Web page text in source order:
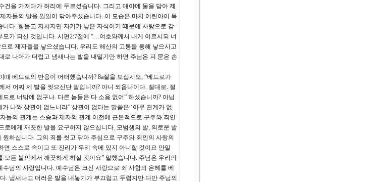
을 가져다가 허리에 두르셨습니다. 그리고 대야에 물을 담아 제
자들의 발을 일일이 닦아주셨습니다. 이 모습은 마치 어린아이 목
다. 힘들고 지치지만 자기가 낳은 자식이기 때문에 사랑으로 감
가 되신 것입니다. 시편2:7절에 “…여호와께서 내게 이르시되 너
로 제자들을 낳으셨습니다. 우리도 해산의 고통을 통해 낳으시고
나아가 더럽고 냄새나는 발을 내밀기만 하면 주님은 피 묻은 손
베드로의 반응이 어떠했습니까? 8a절을 보십시오, “베드로가
어찌 제 발을 씻으신단 말입니까? 아니 되옵나이다. 절대로. 절
로 너밖에 없구나. 다른 놈들은 다 소용 없어” 하셨습니까? 아닙
나와 상관이 없느니라” 상관이 없다는 말씀은 ‘아무 관계가 없
들의 관계는 스승과 제자의 관계 이전에 근본적으로 구주와 죄인
에게 깨끗한 발을 요구하지 않으십니다. 모범생의 발, 의로운 발
하십니다. 그의 죄를 씻고 닦아 주심으로 구주와 죄인의 사랑의
스스로 속이고 또 진리가 우리 속에 있지 아니할 것이요 만일
든 불의에서 깨끗하게 하실 것이요” 말했습니다. 주님은 우리의
님의 사랑입니다. 예수님은 크신 사랑으로 죄 사함의 은혜를 베
. 냄새나고 더러운 발을 내놓기가 부끄럽고 두렵지만 다만 주님의